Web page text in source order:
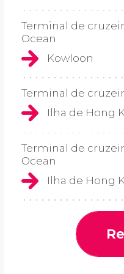
Terminal de
Ocean
Kowloon
Terminal de
Ilha de Hong
Terminal de
Ocean
Ilha de Hong